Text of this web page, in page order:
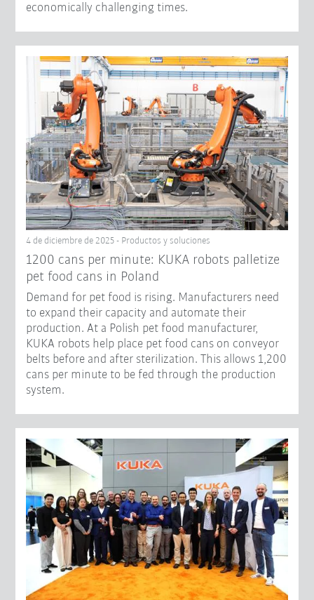
economically challenging times.
4 de diciembre de 2025 - Productos y soluciones
1200 cans per minute: KUKA robots palletize
pet food cans in Poland
Demand for pet food is rising. Manufacturers need
to expand their capacity and automate their
production. At a Polish pet food manufacturer,
KUKA robots help place pet food cans on conveyor
belts before and after sterilization. This allows 1,200
cans per minute to be fed through the production
system.